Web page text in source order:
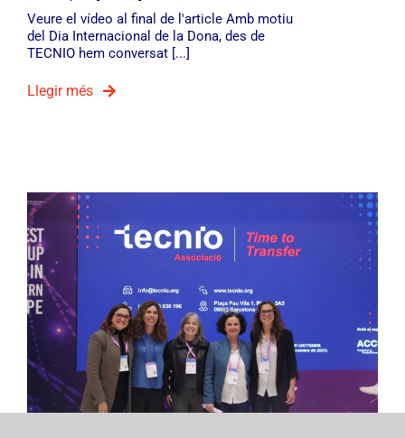
Veure el vídeo al final de l'article Amb motiu
del Dia Internacional de la Dona, des de
TECNIO hem conversat [...]
Llegir més